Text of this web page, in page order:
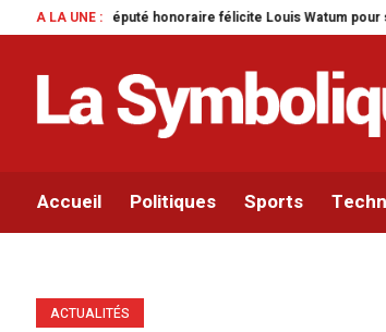
A LA UNE :
Louis Watum pour sa mise en œuvre de son initiative
Accueil Politiques Sports
ACTUALITÉS